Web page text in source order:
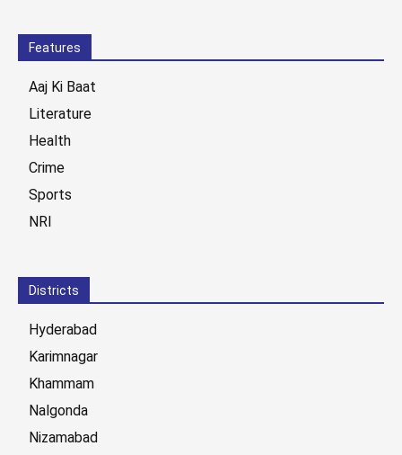
Features
Aaj Ki Baat
Literature
Health
Crime
Sports
NRI
Districts
Hyderabad
Karimnagar
Khammam
Nalgonda
Nizamabad